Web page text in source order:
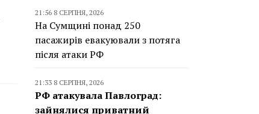
21:56 8 СЕРПНЯ, 2026
На Сумщині понад 250
пасажирів евакуювали з потяга
після атаки РФ
21:33 8 СЕРПНЯ, 2026
РФ атакувала Павлоград:
зайнялися приватний